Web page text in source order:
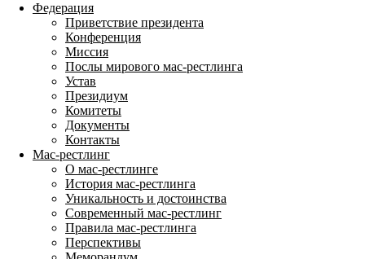
Федерация
Приветствие президента
Конференция
Миссия
Послы мирового мас-рестлинга
Устав
Президиум
Комитеты
Документы
Контакты
Мас-рестлинг
О мас-рестлинге
История мас-рестлинга
Уникальность и достоинства
Современный мас-рестлинг
Правила мас-рестлинга
Перспективы